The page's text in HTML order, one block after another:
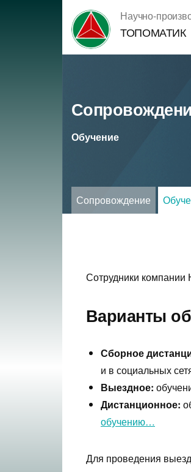
Перейти
содержимому
Научно-
ТОПОМАТИК
Обучение
Сопровождение
Сотрудники
Варианты
Сборное
и в социальных
Выездное:
Дистанционное:
обучению…
Для проведения